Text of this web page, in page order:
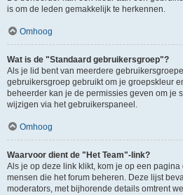
is om de leden gemakkelijk te herkennen.
Omhoog
Wat is de "Standaard gebruikersgroep"?
Als je lid bent van meerdere
gebruikersgroep gebruikt om je groepskleur
beheerder kan je de permissies geven om je
wijzigen via het gebruikerspaneel.
Omhoog
Waarvoor dient de "Het Team"-link?
Als je op deze link klikt, kom je op een
mensen die het forum beheren. Deze lijst
moderators, met bijhorende details omtrent